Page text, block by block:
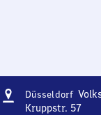
Adresse
Düsseldorf
Kruppstr. 57